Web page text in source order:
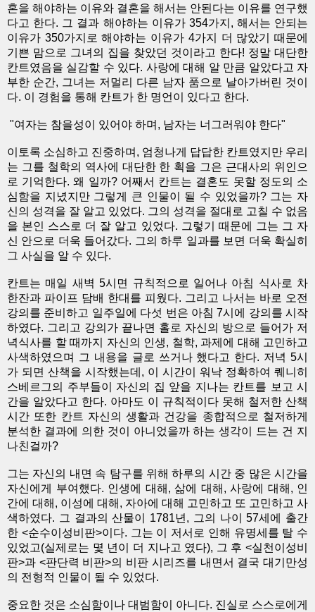
혼을 해야하는 이유와 결혼을 해서는 안된다는 이유를 연구했
다고 한다. 그 결과 해야하는 이유가 354가지, 해서는 안되는
이유가 350가지로 해야하는 이유가 4가지 더 많았기 때문에
기쁜 맘으로 그녀의 집을 찾았던 것이라고 한다! 정말 대단한
칸트였음을 실감할 수 있다. 사랑에 대해 알 만큼 알았다고 자
부한 순간, 그녀는 저멀리 다른 남자 품으로 날아가버린 것이
다. 이 경험을 통해 칸트가 한 명언이 있다고 한다.
"여자는 참을성이 있어야 하며, 남자는 너그러워야 한다"
이토록 소심하고 진중하며, 엄청나게 답답한 칸트였지만 우리
는 그를 철학의 역사에 대단한 한 획을 그은 근대사의 위인으
로 기억한다. 왜 일까? 어째서 칸트는 결혼도 못할 정도의 소
심함을 지녔지만 그렇게 큰 인물이 될 수 있었을까? 그는 자
신의 성격을 잘 알고 있었다. 그의 성격을 절대로 고칠 수 없음
을 본인 스스로 더 잘 알고 있었다. 그렇기 때문에 그는 그 자
신 안으로 더욱 들어갔다. 그의 하루 일과를 보면 더욱 확실히
그 사실을 알 수 있다.
칸트는 매일 새벽 5시면 규칙적으로 일어나 아침 식사로 차
한잔과 파이프 담배 한대를 피웠다. 그리고 나서는 바로 오전
강의를 준비하고 일주일에 다섯 번은 아침 7시에 강의를 시작
하였다. 그리고 강의가 끝나면 홀로 자신의 방으로 들어가 저
녁식사를 할 때까지 자신의 인생, 철학, 과제에 대해 고민하고
사색하였으며 그 내용을 글로 쓰거나 했다고 한다. 저녁 5시
가 되면 산책을 시작했는데, 이 시간이 워낙 정확하여 퀘니히
스베르그의 주부들이 자신의 집 앞을 지나는 칸트를 보고 시
간을 알았다고 한다. 아마도 이 규칙적이다 못해 철저한 산책
시간 또한 칸트 자신의 생활과 건강을 종합적으로 철저하게
분석한 결과에 의한 것이 아니었을까 하는 생각이 드는 건 지
나친걸까?
그는 자신의 내면 속 탐구를 위해 하루의 시간 중 많은 시간을
자신에게 부여했다. 인생에 대해, 삶에 대해, 사랑에 대해, 인
간에 대해, 이성에 대해, 자아에 대해 고민하고 또 고민하고 사
색하였다. 그 결과의 산물이 1781년, 그의 나이 57세에 출간
한 <순수이성비판>이다. 그는 이 저서로 인해 유명세를 탈 수
있었고(실제로는 몇 년이 더 지나고 였다), 그 후 <실천이성비
판>과 <판단력 비판>의 비판 시리즈를 내면서 결국 대기만성
의 전형적 인물이 될 수 있었다.
중요한 것은 소심함이나 대범함이 아니다. 진실로 스스로에게